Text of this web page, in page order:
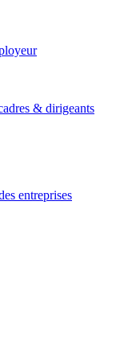
& dirigeants
entreprises